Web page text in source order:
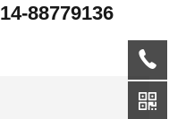
88779136